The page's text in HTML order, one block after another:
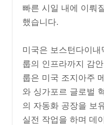
빠른 시일 내에 이뤄
했습니다.
미국은 보스턴다이
룹의 인프라까지 감
룹은 미국 조지아주
와 싱가포르 글로벌
의 자동화 공장을 보
실전 작업을 하며 데